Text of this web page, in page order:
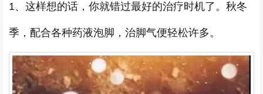
1、这样想的话，你就错过最好的治疗时机了。秋冬
季，配合各种药液泡脚，治脚气便轻松许多。